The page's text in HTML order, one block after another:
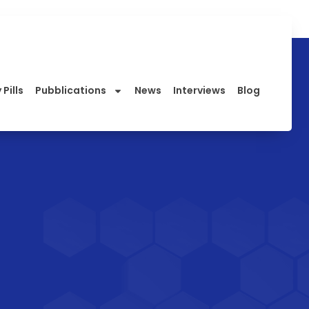
Pills Pubblications News Interviews Blog